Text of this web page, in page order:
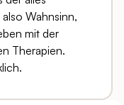
Wahnsinn,
mit der
Therapien.